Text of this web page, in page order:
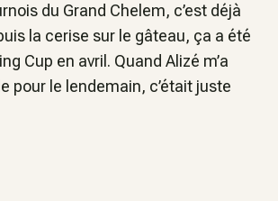
du Grand Chelem, c’est déjà
la cerise sur le gâteau, ça a été
Cup en avril. Quand Alizé m’a
pour le lendemain, c’était juste